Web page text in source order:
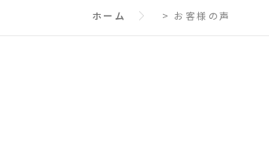
ホーム > お客様の声